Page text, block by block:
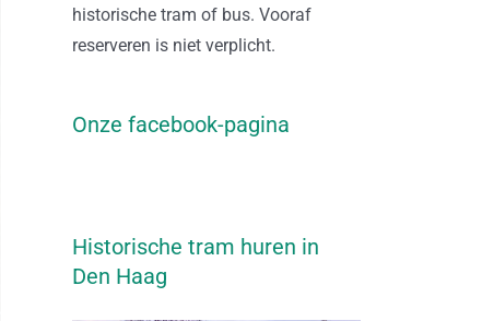
historische tram of bus. Vooraf
reserveren is niet verplicht.
Onze facebook-pagina
Historische tram huren in
Den Haag